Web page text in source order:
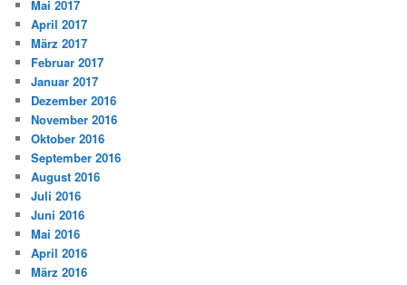
Mai 2017
April 2017
März 2017
Februar 2017
Januar 2017
Dezember 2016
November 2016
Oktober 2016
September 2016
August 2016
Juli 2016
Juni 2016
Mai 2016
April 2016
März 2016